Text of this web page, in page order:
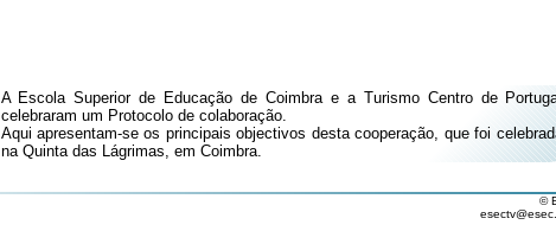
A Escola Superior de Educação de Coimbra e a Turismo Centro de
celebraram um Protocolo de colaboração.
Aqui apresentam-se os principais objectivos desta cooperação, que foi
na Quinta das Lágrimas, em Coimbra.
©